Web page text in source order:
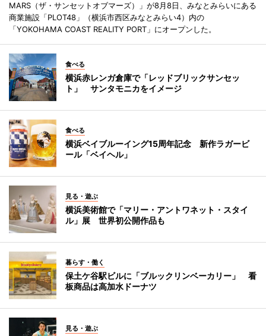
MARS（ザ・サンセットオブマーズ）」が8月8日、みなとみらいにある
商業施設「PLOT48」（横浜市西区みなとみらい4）内の
「YOKOHAMA COAST REALITY PORT」にオープンした。
食べる
横浜赤レンガ倉庫で「レッドブリックサンセッ
ト」 サンタモニカをイメージ
食べる
横浜ベイブルーイング15周年記念 新作ラガービ
ール「ベイヘル」
見る・遊ぶ
横浜美術館で「マリー・アントワネット・スタイ
ル」展 世界初公開作品も
暮らす・働く
保土ケ谷駅ビルに「ブルックリンベーカリー」 看
板商品は高加水ドーナツ
見る・遊ぶ